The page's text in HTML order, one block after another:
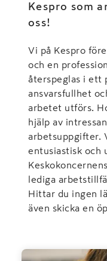
Kespro som
oss!
Vi på Kespro
och en
återspeglas i ett
ansvarsfullhet
arbetet utförs.
hjälp av
arbetsuppgifter.
entusiastisk och
lediga
Hittar du ingen
även skicka en